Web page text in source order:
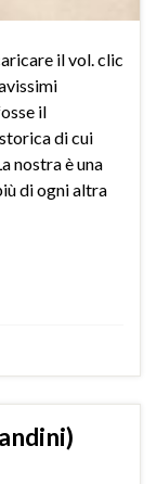
il vol. clic
il
di cui
nostra è una
di ogni altra